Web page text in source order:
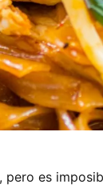
es